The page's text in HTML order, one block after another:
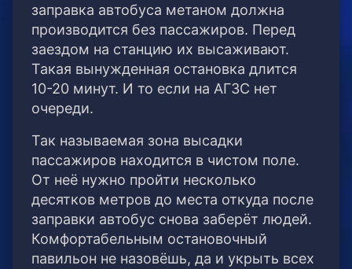
заправка автобуса метаном должна
производится без пассажиров. Перед
заездом на станцию их высаживают.
Такая вынужденная остановка длится
10-20 минут. И то если на АГЗС нет
очереди.
Так называемая зона высадки
пассажиров находится в чистом поле.
От неё нужно пройти несколько
десятков метров до места откуда после
заправки автобус снова заберёт людей.
Комфортабельным остановочный
павильон не назовёшь, да и укрыть всех